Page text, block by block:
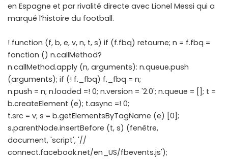
en Espagne et par rivalité directe avec Lionel Messi qui a
marqué l’histoire du football.
! function (f, b, e, v, n, t, s) if (f.fbq) retourne; n = f.fbq =
fonction () n.callMethod?
n.callMethod.apply (n, arguments): n.queue.push
(arguments); if (! f._fbq) f._fbq = n;
n.push = n; n.loaded =! 0; n.version = '2.0'; n.queue = []; t =
b.createElement (e); t.async =! 0;
t.src = v; s = b.getElementsByTagName (e) [0];
s.parentNode.insertBefore (t, s) (fenêtre,
document, 'script', '//
connect.facebook.net/en_US/fbevents.js');